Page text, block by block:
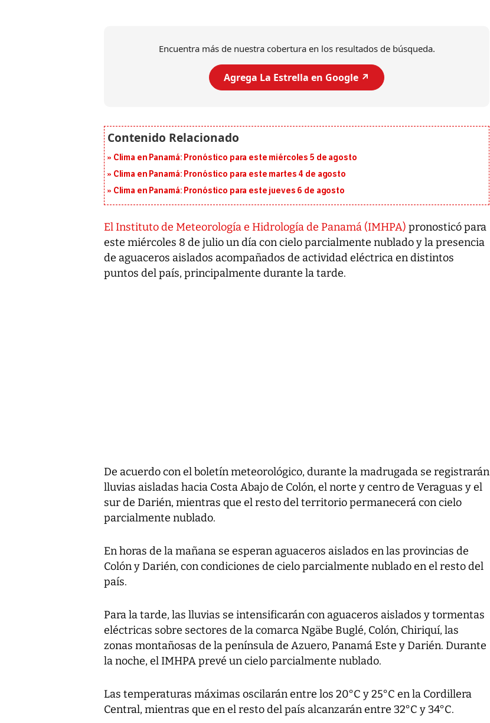
Encuentra más de nuestra cobertura en los resultados de búsqueda.
Agrega La Estrella en Google ↗️
Clima en Panamá: Pronóstico para este miércoles 5 de agosto
Clima en Panamá: Pronóstico para este martes 4 de agosto
Clima en Panamá: Pronóstico para este jueves 6 de agosto
El Instituto de Meteorología e Hidrología de Panamá (IMHPA) pronosticó para
este miércoles 8 de julio un día con cielo parcialmente nublado y la presencia
de aguaceros aislados acompañados de actividad eléctrica en distintos
puntos del país, principalmente durante la tarde.
De acuerdo con el boletín meteorológico, durante la madrugada se registrarán
lluvias aisladas hacia Costa Abajo de Colón, el norte y centro de Veraguas y el
sur de Darién, mientras que el resto del territorio permanecerá con cielo
parcialmente nublado.
En horas de la mañana se esperan aguaceros aislados en las provincias de
Colón y Darién, con condiciones de cielo parcialmente nublado en el resto del
país.
Para la tarde, las lluvias se intensificarán con aguaceros aislados y tormentas
eléctricas sobre sectores de la comarca Ngäbe Buglé, Colón, Chiriquí, las
zonas montañosas de la península de Azuero, Panamá Este y Darién. Durante
la noche, el IMHPA prevé un cielo parcialmente nublado.
Las temperaturas máximas oscilarán entre los 20°C y 25°C en la Cordillera
Central, mientras que en el resto del país alcanzarán entre 32°C y 34°C.